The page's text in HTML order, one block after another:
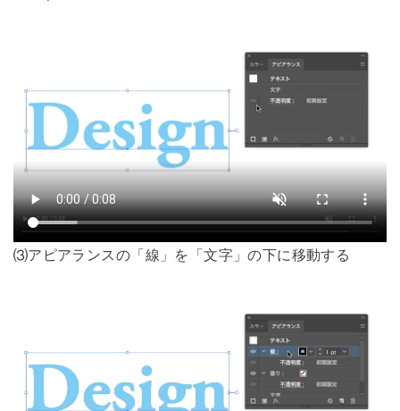
⑶アピアランスの「線」を「文字」の下に移動する